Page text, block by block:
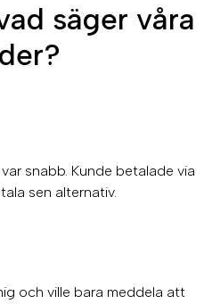
säger våra
snabb. Kunde betalade via
sen alternativ.
och ville bara meddela att